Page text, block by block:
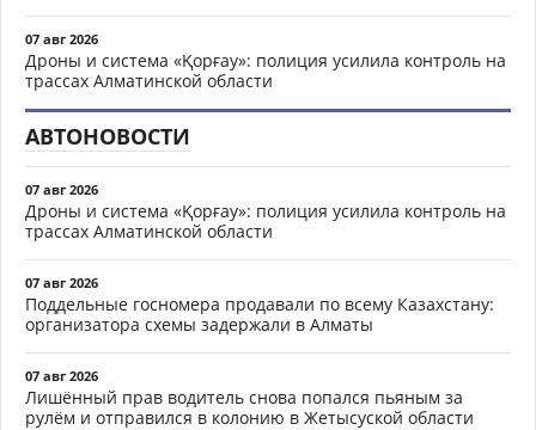
07 авг 2026
Дроны и система «Қорғау»: полиция усилила контроль на
трассах Алматинской области
АВТОНОВОСТИ
07 авг 2026
Дроны и система «Қорғау»: полиция усилила контроль на
трассах Алматинской области
07 авг 2026
Поддельные госномера продавали по всему Казахстану:
организатора схемы задержали в Алматы
07 авг 2026
Лишённый прав водитель снова попался пьяным за
рулём и отправился в колонию в Жетысуской области